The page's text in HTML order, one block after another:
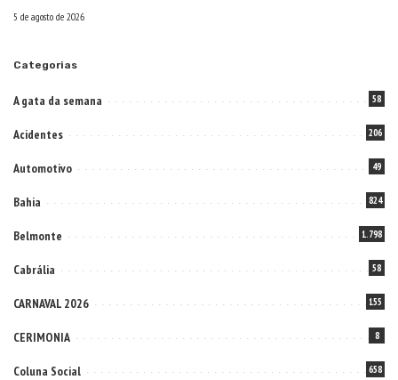
5 de agosto de 2026
Categorias
A gata da semana 58
Acidentes 206
Automotivo 49
Bahia 824
Belmonte 1.798
Cabrália 58
CARNAVAL 2026 155
CERIMONIA 8
Coluna Social 658